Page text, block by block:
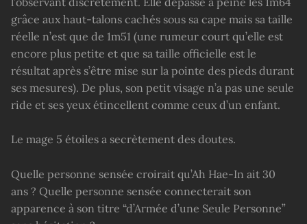
grâce aux haut-talons cachés sous sa cape mais sa taille
réelle n’est que de 1m51 (une rumeur court qu’elle est
encore plus petite et que sa taille officielle est le
résultat après s’être mise sur la pointe des pieds durant
ses mesures). De plus, son petit visage n’a pas une seule
ride et ses yeux étincellent comme ceux d’un enfant.
Le mage 5 étoiles a secrètement des doutes.
Quelle personne sensée croirait qu’Ah Hae-In ait 30
ans ? Quelle personne sensée connecterait son
apparence à son titre “d’Armée d’une Seule Personne”